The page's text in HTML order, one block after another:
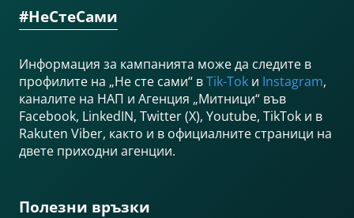
#НеСтеСами
Информация за кампанията може да следите в
профилите на „Не сте сами“ вTik-Tok и Instagram,
каналите на НАП и Агенция „Митници“ във
Facebook, LinkedIN, Twitter (X), Youtube, TikTok и в
Rakuten Viber, както и в официалните страници на
двете приходни агенции.
Полезни връзки